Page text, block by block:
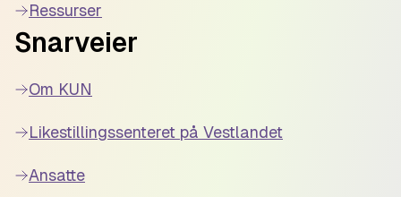
Ressurser
Snarveier
Om KUN
Likestillingssenteret på Vestlandet
Ansatte